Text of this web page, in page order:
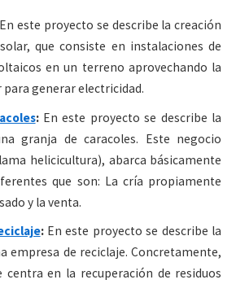
En este proyecto se describe la creación
que consiste en instalaciones de
en un terreno aprovechando la
generar electricidad.
:En este proyecto se describe la
granja de caracoles. Este negocio
helicicultura), abarca básicamente
que son: La cría propiamente
y la venta.
:En este proyecto se describe la
empresa de reciclaje. Concretamente,
centra en la recuperación de residuos